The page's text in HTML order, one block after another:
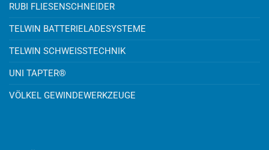
RUBI FLIESENSCHNEIDER
TELWIN BATTERIELADESYSTEME
TELWIN SCHWEISSTECHNIK
UNI TAPTER®
VÖLKEL GEWINDEWERKZEUGE